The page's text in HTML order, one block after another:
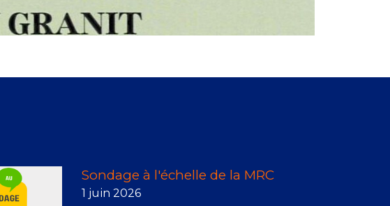
Sondage à l'échelle de la MRC
1 juin 2026